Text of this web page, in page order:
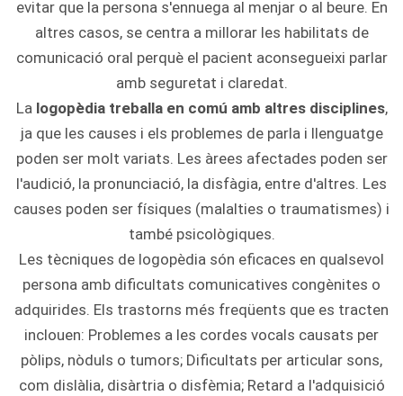
evitar que la persona s'ennuega al menjar o al beure. En
altres casos, se centra a millorar les habilitats de
comunicació oral perquè el pacient aconsegueixi parlar
amb seguretat i claredat.
La logopèdia treballa en comú amb altres disciplines,
ja que les causes i els problemes de parla i llenguatge
poden ser molt variats. Les àrees afectades poden ser
l'audició, la pronunciació, la disfàgia, entre d'altres. Les
causes poden ser físiques (malalties o traumatismes) i
també psicològiques.
Les tècniques de logopèdia són eficaces en qualsevol
persona amb dificultats comunicatives congènites o
adquirides. Els trastorns més freqüents que es tracten
inclouen: Problemes a les cordes vocals causats per
pòlips, nòduls o tumors; Dificultats per articular sons,
com dislàlia, disàrtria o disfèmia; Retard a l'adquisició